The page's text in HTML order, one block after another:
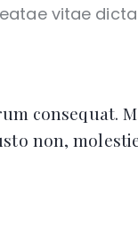
vitae
consequat.
non,